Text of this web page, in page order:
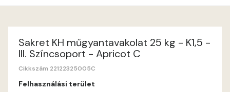
Apricot C
Sakret KH műgyantavakolat 25 kg - K1,5 -
III. Színcsoport - Apricot C
Cikkszám 22122325005C
Felhasználási terület